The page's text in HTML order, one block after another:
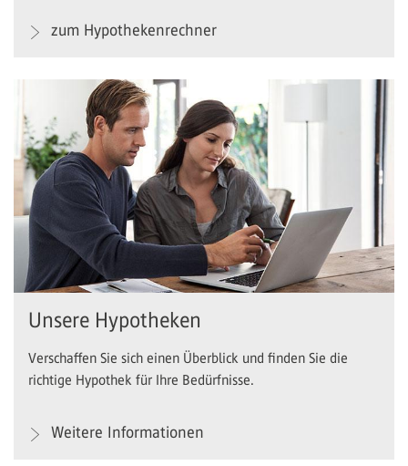
zum Hypothekenrechner
Unsere Hypotheken
Verschaffen Sie sich einen Überblick und finden Sie die
richtige Hypothek für Ihre Bedürfnisse.
Weitere Informationen